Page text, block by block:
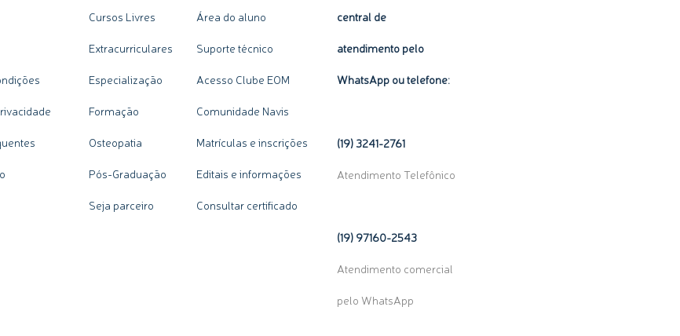
Cursos Livres
Extracurriculares
Especialização
Formação
Osteopatia
Pós-Graduação
Seja parceiro
Área do aluno
Suporte técnico
Acesso Clube EOM
Comunidade Navis
Matrículas e inscrições
Editais e informações
Consultar certificado
central de
atendimento pelo
WhatsApp ou telefone:
(19) 3241-2761
Atendimento Telefônico
(19) 97160-2543
Atendimento comercial
pelo WhatsApp